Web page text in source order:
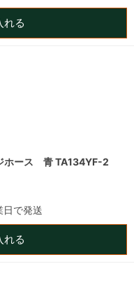
れる
ホース 青 TA134YF-2
で発送
れる